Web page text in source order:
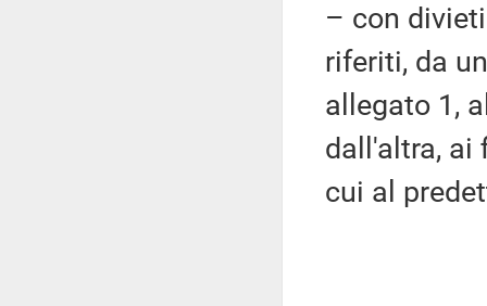
– con
riferiti, da
allegato 1,
dall'altra, ai
cui al